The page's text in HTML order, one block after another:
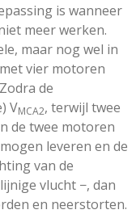
is wanneer
meer werken.
maar nog wel in
vier motoren
de
VMCA2, terwijl twee
de twee motoren
leveren en de
van de
vlucht −, dan
en neerstorten.